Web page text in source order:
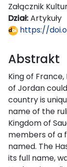
Załącznik
Dział:Artykuły
https://
Abstrakt
King of France,
of Jordan
country is
name of the
Kingdom of
members of a
named. The
its full name,